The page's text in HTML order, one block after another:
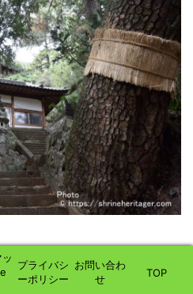
プライバシ
ーポリシー
お問い合わ
せ
TOP